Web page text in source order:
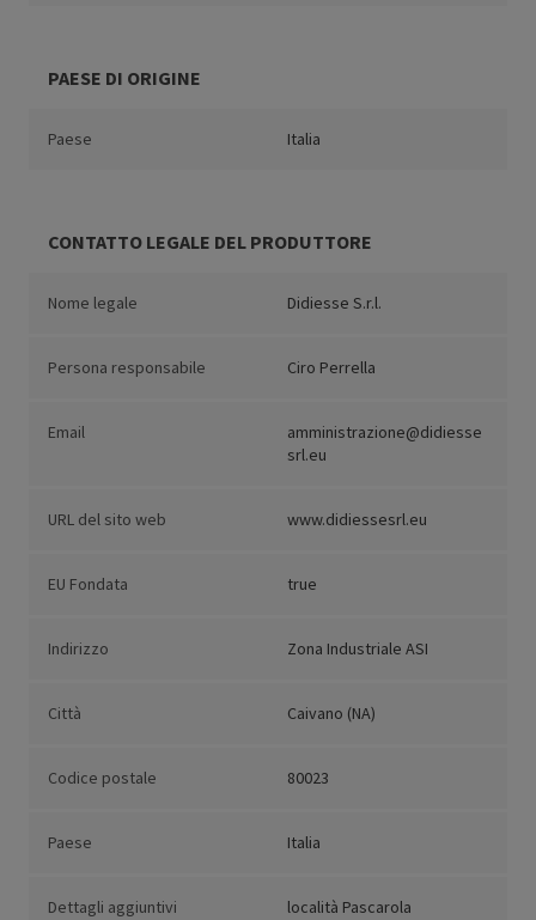
PAESE DI ORIGINE
Paese Italia
CONTATTO LEGALE DEL PRODUTTORE
Nome legale Didiesse S.r.l.
Persona responsabile Ciro Perrella
Email
amministrazione@didiesse
srl.eu
URL del sito web www.didiessesrl.eu
EU Fondata true
Indirizzo Zona Industriale ASI
Città Caivano (NA)
Codice postale 80023
Paese Italia
Dettagli aggiuntivi località Pascarola